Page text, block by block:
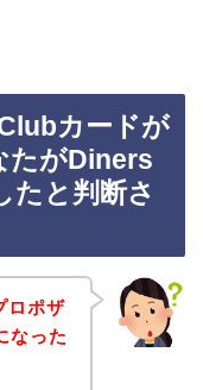
カードが
たがDiners
たと判断さ
ロポザ
なった